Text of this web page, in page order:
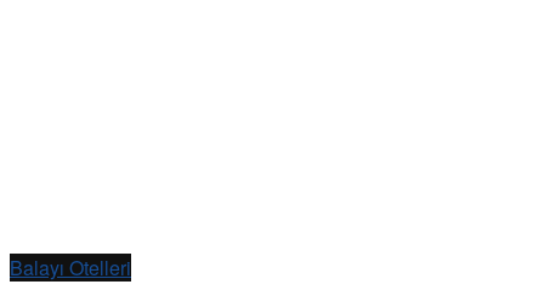
Balayı Otelleri